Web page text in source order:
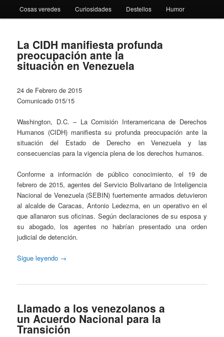
Cosas veredes Curiosidades Destellos Humor
La CIDH manifiesta profunda
preocupación ante la
situación en Venezuela
24 de Febrero de 2015
Comunicado 015/15
Washington, D.C. – La Comisión Interamericana de Derechos
Humanos (CIDH) manifiesta su profunda preocupación ante la
situación del Estado de Derecho en Venezuela y las
consecuencias para la vigencia plena de los derechos humanos.
Conforme a información de público conocimiento, el 19 de
febrero de 2015, agentes del Servicio Bolivariano de Inteligencia
Nacional de Venezuela (SEBIN) fuertemente armados detuvieron
al alcalde de Caracas, Antonio Ledezma, en un operativo en el
que allanaron sus oficinas. Según declaraciones de su esposa y
su abogado, los agentes no habrían presentado una orden
judicial de detención.
Sigue leyendo →
Llamado a los venezolanos a
un Acuerdo Nacional para la
Transición